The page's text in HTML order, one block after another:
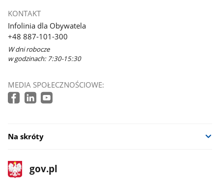
KONTAKT
Infolinia dla Obywatela
+48 887-101-300
W dni robocze
w godzinach: 7:30-15:30
MEDIA SPOŁECZNOŚCIOWE:
Na skróty
stopka
gov.pl
Strona
gov.pl